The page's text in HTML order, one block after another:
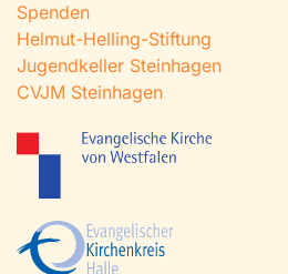
Spenden
Helmut-Helling-Stiftung
Jugendkeller Steinhagen
CVJM Steinhagen